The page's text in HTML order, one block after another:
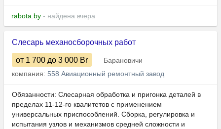
rabota.by - найдена вчера
Слесарь механосборочных работ
от 1 700 до 3 000 Br
Барановичи
компания: 558 Авиационный ремонтный завод
Обязанности: Слесарная обработка и пригонка деталей в
пределах 11-12-го квалитетов с применением
универсальных приспособлений. Сборка, регулировка и
испытания узлов и механизмов средней сложности и